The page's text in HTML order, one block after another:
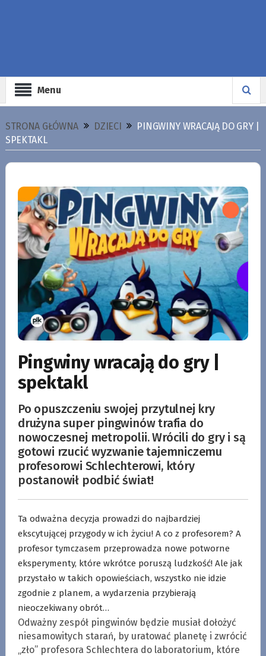
Menu
STRONA GŁÓWNA DZIECI
PINGWINY WRACAJĄ DO GRY |
SPEKTAKL
Pingwiny wracają do gry |
spektakl
Po opuszczeniu swojej przytulnej kry
drużyna super pingwinów trafia do
nowoczesnej metropolii. Wrócili do gry i są
gotowi rzucić wyzwanie tajemniczemu
profesorowi Schlechterowi, który
postanowił podbić świat!
Ta odważna decyzja prowadzi do najbardziej
ekscytującej przygody w ich życiu! A co z profesorem? A
profesor tymczasem przeprowadza nowe potworne
eksperymenty, które wkrótce poruszą ludzkość! Ale jak
przystało w takich opowieściach, wszystko nie idzie
zgodnie z planem, a wydarzenia przybierają
nieoczekiwany obrót…
Odważny zespół pingwinów będzie musiał dołożyć
niesamowitych starań, by uratować planetę i zwrócić
„zło” profesora Schlechtera do laboratorium, które